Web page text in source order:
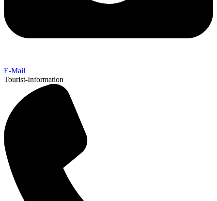
E-Mail
Tourist-Information